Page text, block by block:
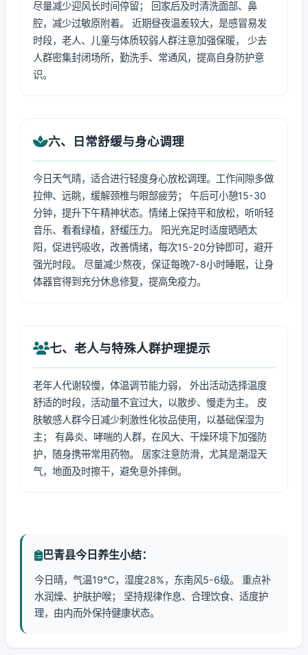
尽量减少迎风长时间停留； 回家后及时清洗面部、鼻
腔，减少过敏原附着。 近期昼夜温差较大，是感冒易发
时段，老人、儿童与体质较弱人群注意加强保暖， 少去
人群密集封闭场所，勤洗手、常通风，提高自身防护意
识。
六、日常舒缓与身心调理
今日天气晴，适合进行轻度身心放松调理。工作间隙多做
拉伸、远眺，缓解颈椎与眼部疲劳； 午后可小憩15-30
分钟，提升下午精神状态。情绪上保持平和放松，听听轻
音乐、看看绿植，舒缓压力。 阳光充足时适度晒晒太
阳，促进钙吸收，改善情绪，每次15-20分钟即可，避开
强光时段。 尽量减少熬夜，保证每晚7-8小时睡眠，让身
体器官得到充分休息修复，提高免疫力。
七、老人与特殊人群护理提示
老年人代谢较慢，体温调节能力弱， 外出活动选择温度
舒适的时段，活动量不宜过大，以散步、慢走为主。 皮
肤敏感人群今日减少刺激性化妆品使用，以基础保湿为
主； 有鼻炎、哮喘的人群，在风大、干燥环境下加强防
护，随身携带常用药物。 居家注意防滑，尤其是潮湿天
气，地面及时擦干，避免意外摔倒。
巴青县今日养生小结：
今日晴，气温19℃，湿度28%，东南风5-6级。 重点补
水润燥、护肤护喉； 坚持规律作息、合理饮食、适度护
理，由内而外保持健康状态。